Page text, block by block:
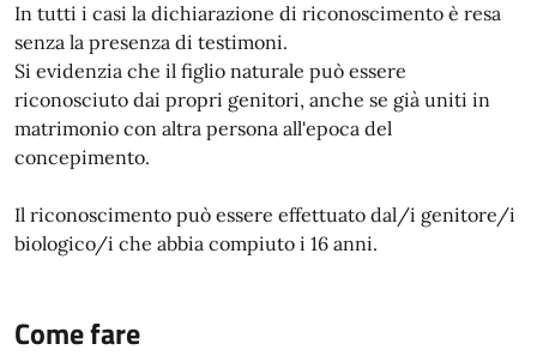
In tutti i casi la dichiarazione di riconoscimento è resa
senza la presenza di testimoni.
Si evidenzia che il figlio naturale può essere
riconosciuto dai propri genitori, anche se già uniti in
matrimonio con altra persona all'epoca del
concepimento.
Il riconoscimento può essere effettuato dal/i genitore/i
biologico/i che abbia compiuto i 16 anni.
Come fare